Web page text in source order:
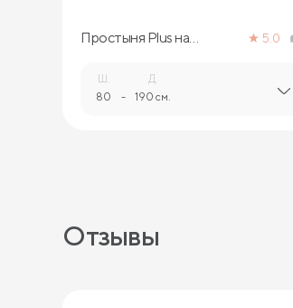
Простыня Plus на
5.0
Ш.
80 -
Д.
190 см.
Отзывы